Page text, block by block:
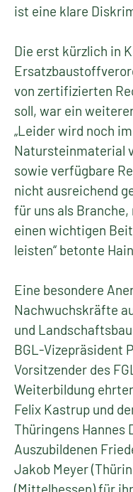
ist eine klare
Die erst kürzlich in
von zertifizierten
soll, war ein
„Leider wird noch
Natursteinmaterial
sowie verfügbare
nicht ausreichend
für uns als
einen wichtigen
leisten“ betonte
Eine besondere
Nachwuchskräfte
und
BGL-Vizepräsident
Vorsitzender des
Weiterbildung
Felix Kastrup und
Thüringens Hannes
Auszubildenen
Jakob Meyer